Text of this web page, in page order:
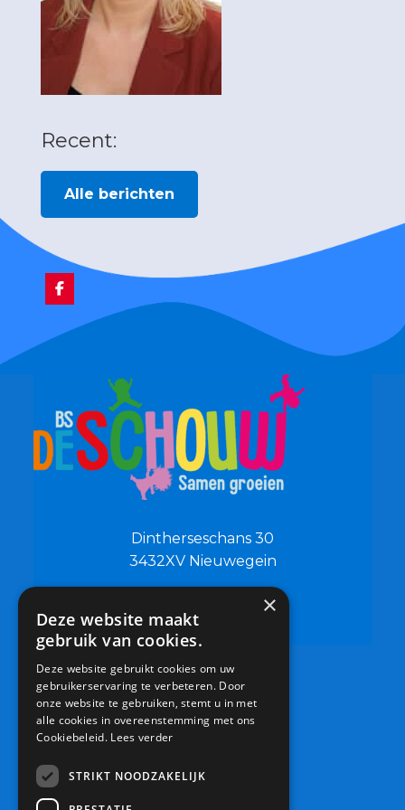
Recent:
Alle berichten
Dintherseschans 30
3432XV Nieuwegein
0306019500
info@bsdeschouw.nl
×
Deze website maakt
gebruik van cookies.
Deze website gebruikt cookies om uw
gebruikerservaring te verbeteren. Door
onze website te gebruiken, stemt u in met
alle cookies in overeenstemming met ons
Cookiebeleid. Lees verder
STRIKT NOODZAKELIJK